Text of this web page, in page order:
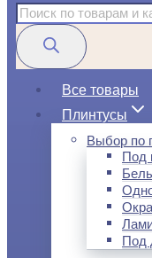
Поиск
товаров
Все товары
Плинтусы
Выбор по
Под
Под